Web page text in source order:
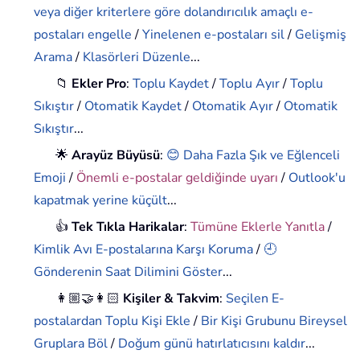
veya diğer kriterlere göre dolandırıcılık amaçlı e-
postaları engelle/Yinelenen e-postaları sil/ Gelişmiş
Arama/ Klasörleri Düzenle...
📁 Ekler Pro:Toplu Kaydet/Toplu Ayır/Toplu
Sıkıştır/ Otomatik Kaydet/ Otomatik Ayır/ Otomatik
Sıkıştır...
🌟Arayüz Büyüsü: 😊 Daha Fazla Şık ve Eğlenceli
Emoji/ Önemli e-postalar geldiğinde uyarı/ Outlook'u
kapatmak yerine küçült...
👍Tek Tıkla Harikalar:Tümüne Eklerle Yanıtla/
Kimlik Avı E-postalarına Karşı Koruma/ 🕘
Gönderenin Saat Dilimini Göster...
👩🏼‍🤝‍👩🏻 Kişiler & Takvim: Seçilen E-
postalardan Toplu Kişi Ekle/ Bir Kişi Grubunu Bireysel
Gruplara Böl/ Doğum günü hatırlatıcısını kaldır...